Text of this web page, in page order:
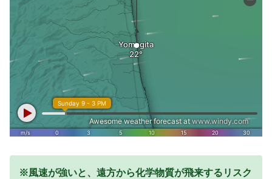
※風速が強いと、遠方から化学物質が飛来するリスク